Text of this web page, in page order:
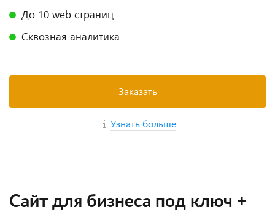
До 10 web страниц
Сквозная аналитика
Заказать
Узнать больше
Сайт для бизнеса под ключ +